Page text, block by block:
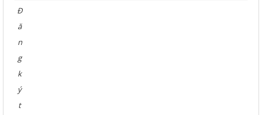
Đ
ă
n
g
k
ý
t